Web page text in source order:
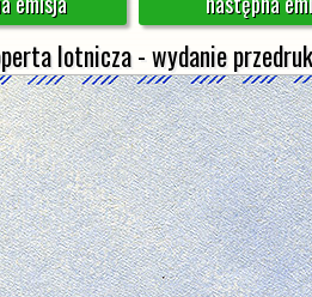
lotnicza - wydanie